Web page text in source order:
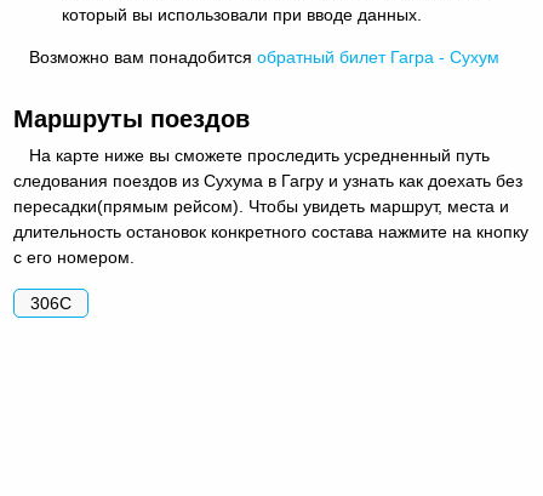
который вы использовали при вводе данных.
Возможно вам понадобитсяобратный билет Гагра - Сухум
Маршруты поездов
На карте ниже вы сможете проследить усредненный путь
следования поездов из Сухума в Гагру и узнать как доехать без
пересадки(прямым рейсом). Чтобы увидеть маршрут, места и
длительность остановок конкретного состава нажмите на кнопку
с его номером.
306С